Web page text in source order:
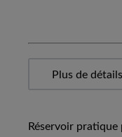
Réservoir pratique